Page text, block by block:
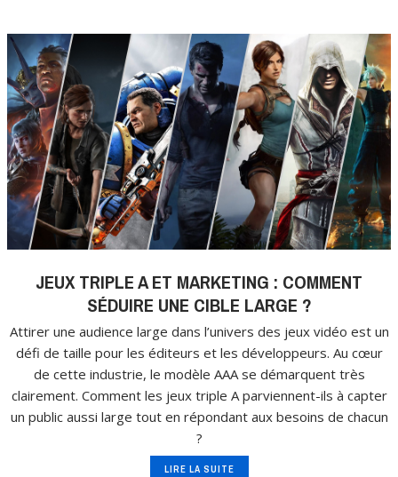
JEUX TRIPLE A ET MARKETING : COMMENT
SÉDUIRE UNE CIBLE LARGE ?
Attirer une audience large dans l’univers des jeux vidéo est un
défi de taille pour les éditeurs et les développeurs. Au cœur
de cette industrie, le modèle AAA se démarquent très
clairement. Comment les jeux triple A parviennent-ils à capter
un public aussi large tout en répondant aux besoins de chacun
?
LIRE LA SUITE